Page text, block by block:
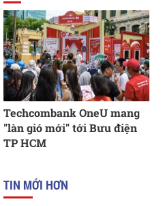
Techcombank OneU mang
"làn gió mới" tới Bưu điện
TP HCM
TIN MỚI HƠN